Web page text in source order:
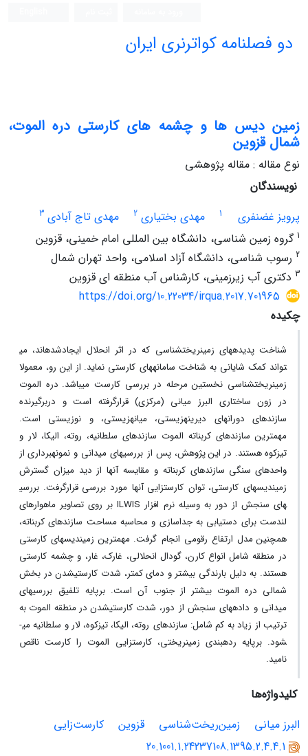
دو فصلنامه کواترنری ایران
زمین‌ دیس ها و چشمه های کارستی دره الموت،
شمال قزوین
نوع مقاله : مقاله پژوهشی
نویسندگان
پرویز غضنفری
1 مهدی بختیاری 2 مهدی تاج آبادی 3
1 گروه زمین شناسی، دانشگاه بین المللی امام خمینی، قزوین
2 رسوب شناسی، دانشگاه آزاد اسلامی، واحد تهران شمال
3 دکتری آب زیرزمینی، کارشناس آب منطقه ای قزوین
https://doi.org/10.22034/irqua.2017.701965
چکیده
شناخت پدیدههای زمینریختشناسی که در اثر انحلال ایجادشده­اند، می
تواند کمک شایانی به شناخت سامانه­های کارستی نماید. از این رو، معمولا
زمینریخت­شناسی نخستین مرحله در بررسی کارست میباشد. دره الموت
در زون ساختاری البرز میانی (مرکزی) قرارگرفته است و دربرگیرنده
سازندهای دورانهای دیرینهزیستی، میانهزیستی، و نوزیستی است.
مهمترین سازندهای کربناته الموت سازندهای سلطانیه، روته، الیکا، لار و
تیزکوه هستند. در این پژوهش، پس از بررسیهای میدانی و نمونه­برداری از
واحدهای سنگی سازندهای کربناته و مقایسه آن­ها از دید میزان گسترش
زمین­دیس­های کارستی،توان کارستزایی آن­ها مورد بررسی قرارگرفت. بررسی
های سنجش از دور به وسیله نرم افزار ILWIS بر روی تصاویر ماهوارهای
لندست برای دست­یابی به جداسازی و محاسبه مساحت سازندهای کربناته،
همچنینمدل ارتفاع رقومی انجام گرفت. مهم­ترین زمین­دیس­های کارستی
در منطقه شامل انواع کارن، گودال انحلالی، غارک، غار، و چشمه کارستی
هستند. به دلیل بارندگی بیشتر و دمای کمتر، شدت کارستی­شدن در بخش
شمالی دره الموت بیشتر از جنوب آن است. برپایه تلفیق بررسیهای
میدانی و دادههای سنجش از دور، شدت کارستی­شدن در منطقه الموت به
ترتیب از زیاد به کم شامل: سازندهای روته، الیکا، تیزکوه، لار و سلطانیهمی­
شود.برپایه رده­بندی زمین­ریختی، کارستزایی الموت را کارست ناقص
نامید.
کلیدواژه‌ها
البرز میانی
زمین‌ریخت‌شناسی قزوین
کارست‌زایی
20.1001.1.24237108.1395.2.4.4.1